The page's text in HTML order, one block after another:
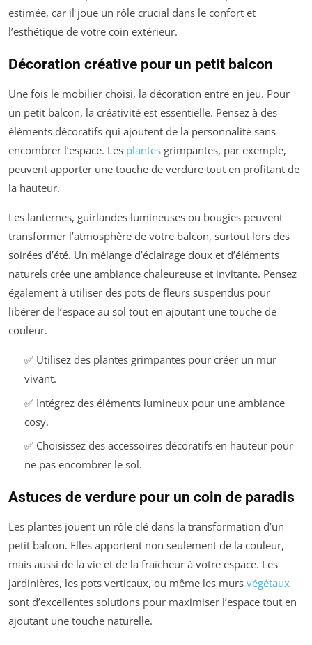
estimée, car il joue un rôle crucial dans le confort et
l’esthétique de votre coin extérieur.
Décoration créative pour un petit balcon
Une fois le mobilier choisi, la décoration entre en jeu. Pour
un petit balcon, la créativité est essentielle. Pensez à des
éléments décoratifs qui ajoutent de la personnalité sans
encombrer l’espace. Les plantes grimpantes, par exemple,
peuvent apporter une touche de verdure tout en profitant de
la hauteur.
Les lanternes, guirlandes lumineuses ou bougies peuvent
transformer l’atmosphère de votre balcon, surtout lors des
soirées d’été. Un mélange d’éclairage doux et d’éléments
naturels crée une ambiance chaleureuse et invitante. Pensez
également à utiliser des pots de fleurs suspendus pour
libérer de l’espace au sol tout en ajoutant une touche de
couleur.
✅ Utilisez des plantes grimpantes pour créer un mur
vivant.
✅ Intégrez des éléments lumineux pour une ambiance
cosy.
✅ Choisissez des accessoires décoratifs en hauteur pour
ne pas encombrer le sol.
Astuces de verdure pour un coin de paradis
Les plantes jouent un rôle clé dans la transformation d’un
petit balcon. Elles apportent non seulement de la couleur,
mais aussi de la vie et de la fraîcheur à votre espace. Les
jardinières, les pots verticaux, ou même les murs végétaux
sont d’excellentes solutions pour maximiser l’espace tout en
ajoutant une touche naturelle.